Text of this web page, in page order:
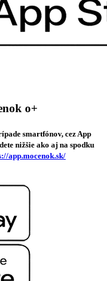
o+
smartfónov, cez App
nižšie ako aj na spodku
app.mocenok.sk/